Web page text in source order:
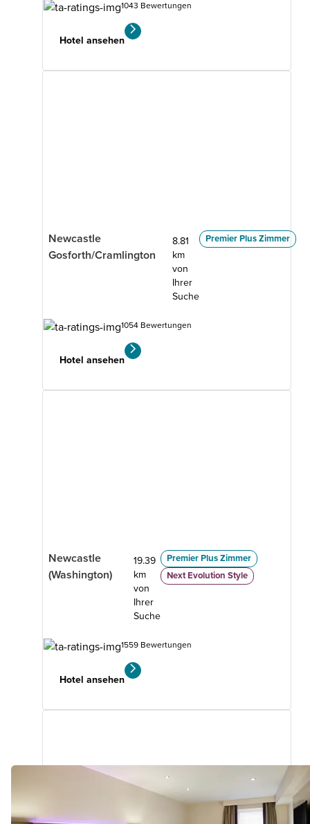
1043 Bewertungen
Hotel ansehen
Newcastle
Gosforth/Cramlington
8.81
km
von
Ihrer
Suche
Premier Plus Zimmer
1054 Bewertungen
Hotel ansehen
Newcastle
(Washington)
19.39
km
von
Ihrer
Suche
Premier Plus Zimmer
Next Evolution Style
1559 Bewertungen
Hotel ansehen